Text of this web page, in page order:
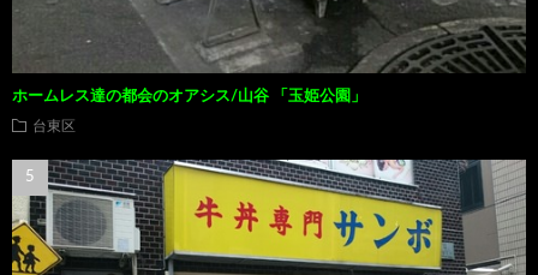
ホームレス達の都会のオアシス/山谷 「玉姫公園」
台東区